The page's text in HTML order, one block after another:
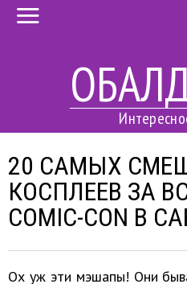
20 САМЫХ
КОСПЛЕЕВ ЗА
COMIC-CON В
Ох уж эти мэшапы! Они